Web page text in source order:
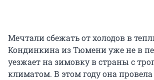
Мечтали сбежать от холодов в
Кондинкина из Тюмени уже не в
уезжает на зимовку в страны с
климатом. В этом году она